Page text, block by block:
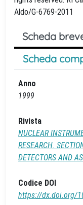
Aldo/G-6769-2011
Scheda
Scheda
Anno
1999
Rivista
NUCLEAR
RESEARCH.
DETECTORS AND
Codice DOI
https://dx.doi.org/